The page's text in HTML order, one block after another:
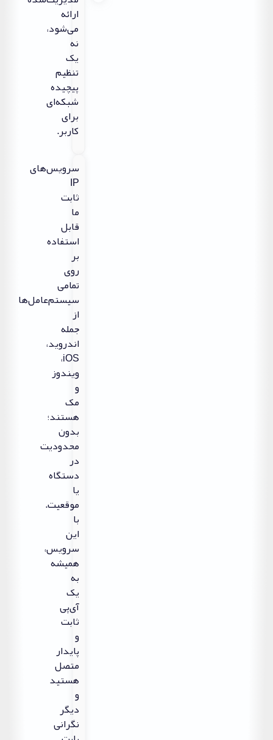
ارائه
می‌شود،
نه
یک
تنظیم
پیچیده
شبکه‌ای
برای
کاربر.
سرویس‌های
IP
ثابت
ما
قابل
استفاده
بر
روی
تمامی
سیستم‌عامل‌ها
از
جمله
اندروید،
iOS،
ویندوز
و
مک
هستند؛
بدون
محدودیت
در
دستگاه
یا
موقعیت.
با
این
سرویس،
همیشه
به
یک
آی‌پی
ثابت
و
پایدار
متصل
هستید
و
دیگر
نگرانی